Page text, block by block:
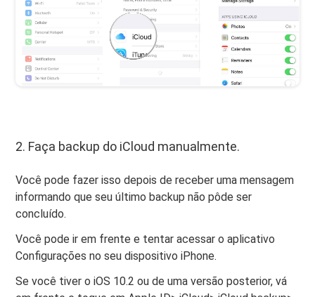
2. Faça backup do iCloud manualmente.
Você pode fazer isso depois de receber uma mensagem
informando que seu último backup não pôde ser
concluído.
Você pode ir em frente e tentar acessar o aplicativo
Configurações no seu dispositivo iPhone.
Se você tiver o iOS 10.2 ou de uma versão posterior, vá